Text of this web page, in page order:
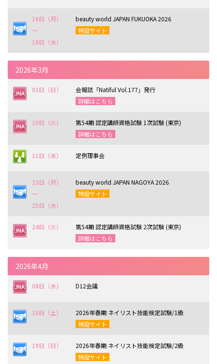
16日（月）
〜
18日（水）
beauty world JAPAN FUKUOKA 2026
特設サイト
2026年3月
01日（日）
会報誌「Natiful Vol.177」発行
詳細はこちら
10日（火）
第54期 認定講師資格試験 1次試験 (東京)
詳細はこちら
11日（水） 定例理事会
23日（月）
〜
25日（水）
beauty world JAPAN NAGOYA 2026
特設サイト
24日（火）
第54期 認定講師資格試験 2次試験 (東京)
詳細はこちら
2026年4月
08日（水） D12会議
18日（土）
2026年春期 ネイリスト技能検定試験/1級
特設サイト
19日（日）
2026年春期 ネイリスト技能検定試験/2級
特設サイト